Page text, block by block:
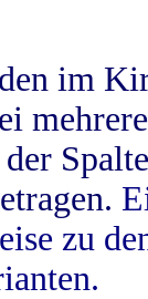
im
zu